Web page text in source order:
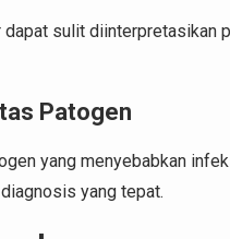
dapat sulit diinterpretasikan
Patogen
yang menyebabkan
yang tepat.